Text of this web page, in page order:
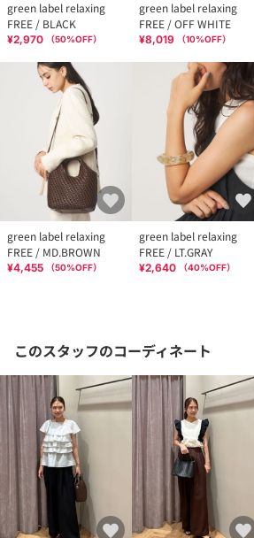
green label relaxing
FREE / BLACK
¥2,970 （50%OFF）
green label relaxing
FREE / OFF WHITE
¥8,019 （10%OFF）
green label relaxing
FREE / MD.BROWN
¥4,455 （50%OFF）
green label relaxing
FREE / LT.GRAY
¥2,640 （40%OFF）
このスタッフのコーディネート